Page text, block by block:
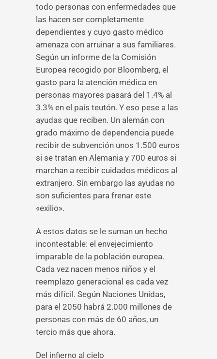
todo personas con enfermedades que
las hacen ser completamente
dependientes y cuyo gasto médico
amenaza con arruinar a sus familiares.
Según un informe de la Comisión
Europea recogido por Bloomberg, el
gasto para la atención médica en
personas mayores pasará del 1.4% al
3.3% en el país teutón. Y eso pese a las
ayudas que reciben. Un alemán con
grado máximo de dependencia puede
recibir de subvención unos 1.500 euros
si se tratan en Alemania y 700 euros si
marchan a recibir cuidados médicos al
extranjero. Sin embargo las ayudas no
son suficientes para frenar este
«exilio».
A estos datos se le suman un hecho
incontestable: el envejecimiento
imparable de la población europea.
Cada vez nacen menos niños y el
reemplazo generacional es cada vez
más difícil. Según Naciones Unidas,
para el 2050 habrá 2.000 millones de
personas con más de 60 años, un
tercio más que ahora.
Del infierno al cielo